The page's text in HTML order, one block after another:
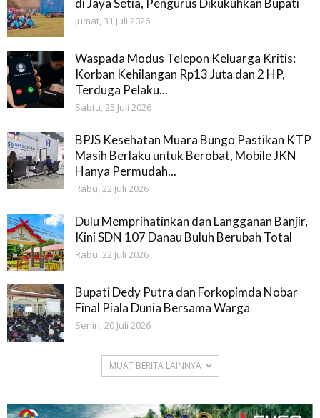
di Jaya Setia, Pengurus Dikukuhkan Bupati
Jumat, 31 Juli 2026
Waspada Modus Telepon Keluarga Kritis:
Korban Kehilangan Rp13 Juta dan 2 HP,
Terduga Pelaku...
Sabtu, 25 Juli 2026
BPJS Kesehatan Muara Bungo Pastikan KTP
Masih Berlaku untuk Berobat, Mobile JKN
Hanya Permudah...
Rabu, 22 Juli 2026
Dulu Memprihatinkan dan Langganan Banjir,
Kini SDN 107 Danau Buluh Berubah Total
Rabu, 22 Juli 2026
Bupati Dedy Putra dan Forkopimda Nobar
Final Piala Dunia Bersama Warga
Senin, 20 Juli 2026
MUAT BERITA LAINNYA